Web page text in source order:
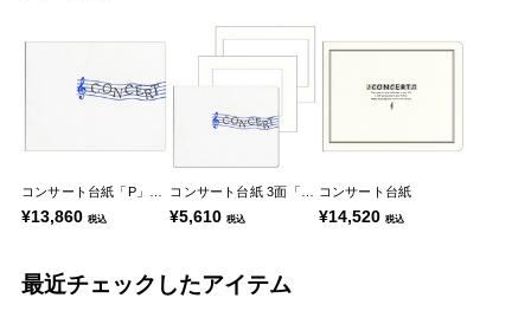
¥13,860 税込 ¥5,610税込
コンサート台紙
¥14,520 税込
最近チェックしたアイテム